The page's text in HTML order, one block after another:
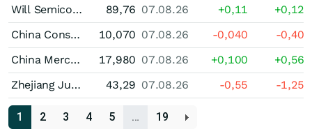
Will Semiconductor Shanghai Registered (A)
89,76 07.08.26 +0,11
+0,12
China Construction Bank Shs(A)
10,070 07.08.26 -0,040
-0,40
China Merchants Energy Shipping (A)
17,980 07.08.26 +0,100
+0,56
Zhejiang Juhua (A)
43,29 07.08.26 -0,55 -1,25
1 2 3 4 5 … 19